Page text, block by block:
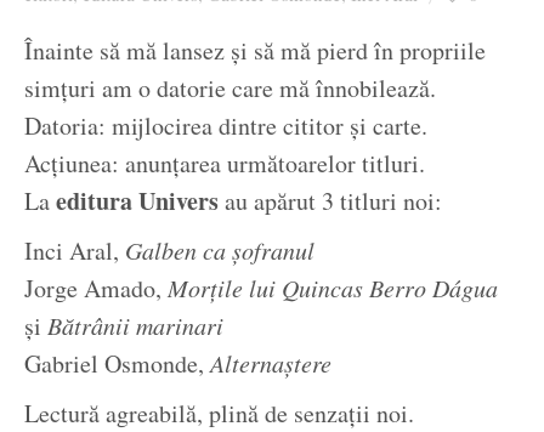
Înainte să mă lansez și să mă pierd în propriile
simțuri am o datorie care mă înnobilează.
Datoria: mijlocirea dintre cititor și carte.
Acțiunea: anunțarea următoarelor titluri.
Laeditura Universau apărut 3 titluri noi:
Inci Aral, Galben ca șofranul
Jorge Amado, Morţile lui Quincas Berro Dágua
și Bătrânii marinari
Gabriel Osmonde,Alternaștere
Lectură agreabilă, plină de senzații noi.